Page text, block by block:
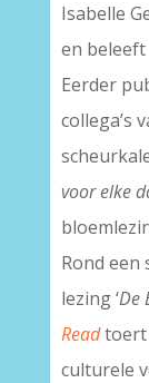
Isabelle
en beleeft
Eerder
collega’s
voor elke
Rond een
lezing ‘De
Readtoert
culturele